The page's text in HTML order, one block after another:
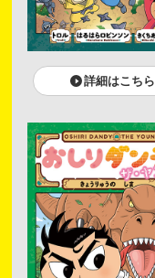
詳細はこちら